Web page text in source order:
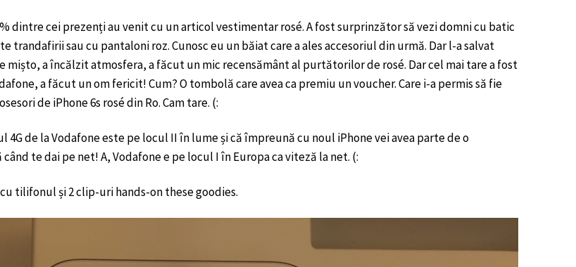
dintre cei prezenți au venit cu un articol vestimentar rosé. A fost surprinzător să vezi domni cu batic
trandafirii sau cu pantaloni roz. Cunosc eu un băiat care a ales accesoriul din urmă. Dar l-a salvat
mișto, a încălzit atmosfera, a făcut un mic recensământ al purtătorilor de rosé. Dar cel mai tare a fost
a făcut un om fericit! Cum? O tombolă care avea ca premiu un voucher. Care i-a permis să fie
de iPhone 6s rosé din Ro. Cam tare. (:
4G de la Vodafone este pe locul II în lume și că împreună cu noul iPhone vei avea parte de o
te dai pe net! A, Vodafone e pe locul I în Europa ca viteză la net. (:
tilifonul și 2 clip-uri hands-on these goodies.